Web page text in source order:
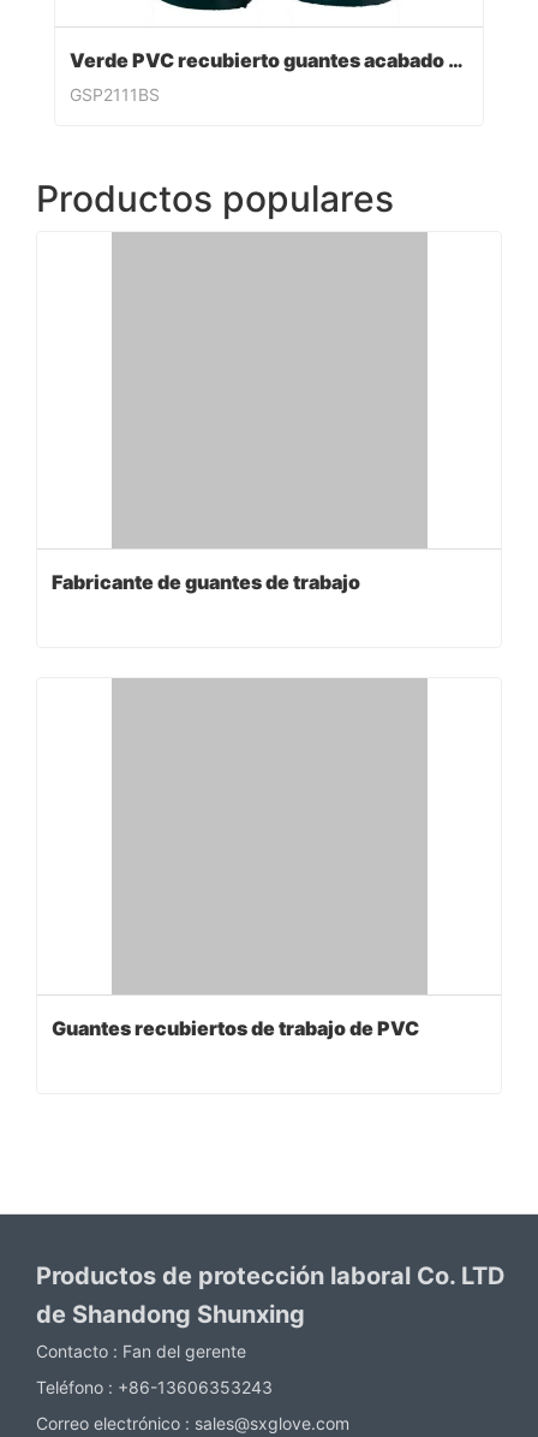
Verde PVC recubierto guantes acabado sandy
GSP2111BS
Productos populares
Fabricante de guantes de trabajo
Guantes recubiertos de trabajo de PVC
Productos de protección laboral Co. LTD
de Shandong Shunxing
Contacto : Fan del gerente
Teléfono : +86-13606353243
Correo electrónico : sales@sxglove.com